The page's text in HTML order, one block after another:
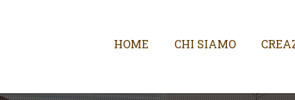
HOME CHI SIAMO